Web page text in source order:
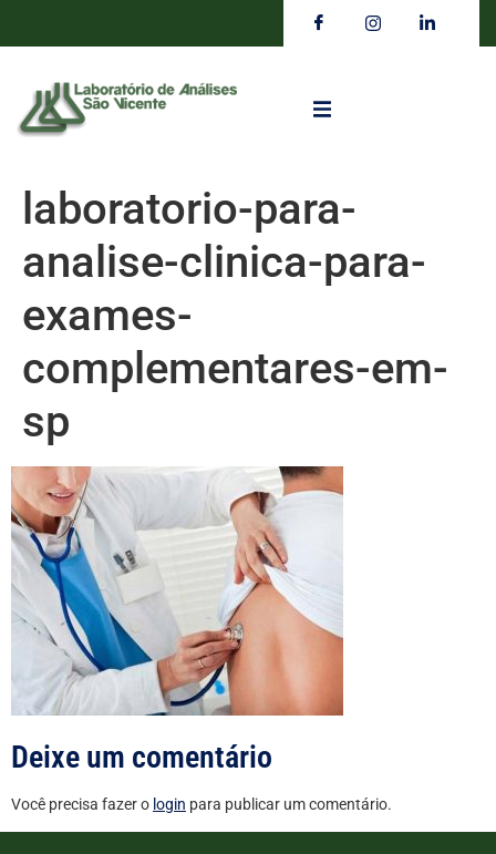
laboratorio-para-
analise-clinica-para-
exames-
complementares-em-
sp
Deixe um comentário
Você precisa fazer o login para publicar um comentário.